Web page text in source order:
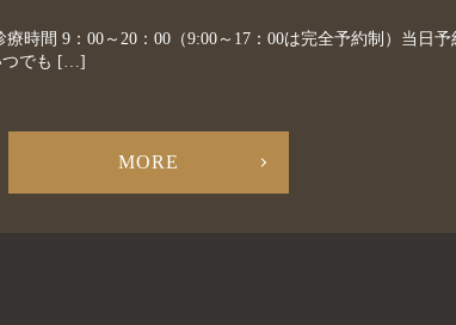
時間 9：00～20：00（9:00～17：00は完全予約制）当日
つでも […]
MORE